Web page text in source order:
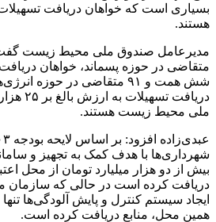
بسیاری است که خواهان دریافت تسهیلات
هستند.
متقاضی در حوزه پسماند، خواهان
شش همت و ۹۱ متقاضی در حوزه
دریافت
ملی محیط زیست هستند.
شهرداری‌ها با هدف کمک به تجهیز و
بیش از دو هزار میلیارد تومان از محل
دریافت کرده است در حالی که
همین محل، منابع دریافت کرده است.